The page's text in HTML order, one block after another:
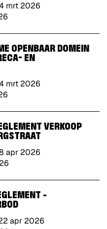
mrt 2026
OPENBAAR DOMEIN
EN
mrt 2026
VERKOOP
apr 2026
-
apr 2026